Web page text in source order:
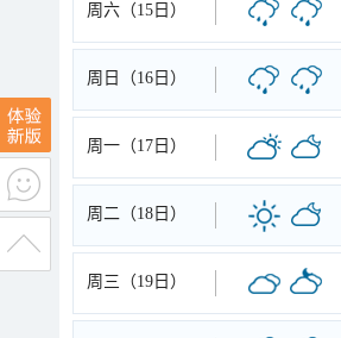
周六（15日）
周日（16日）
周一（17日）
周二（18日）
周三（19日）